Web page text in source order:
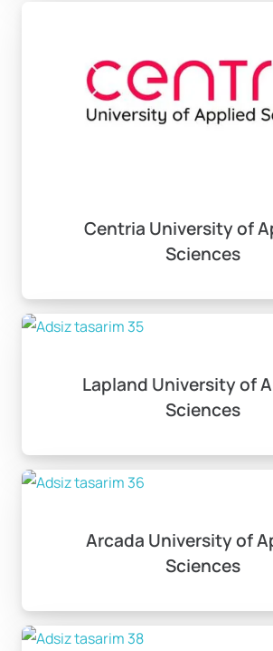
Centria University of
Sciences
Lapland University of
Sciences
Arcada University of
Sciences